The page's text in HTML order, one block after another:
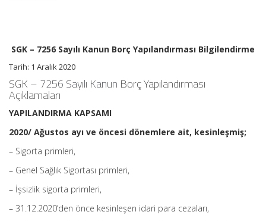
SGK – 7256 Sayılı Kanun Borç Yapılandırması Bilgilendirme
Tarih: 1 Aralık 2020
SGK – 7256 Sayılı Kanun Borç Yapılandırması
Açıklamaları
YAPILANDIRMA KAPSAMI
2020/ Ağustos ayı ve öncesi dönemlere ait, kesinleşmiş;
– Sigorta primleri,
– Genel Sağlık Sigortası primleri,
– İşsizlik sigorta primleri,
– 31.12.2020’den önce kesinleşen idari para cezaları,